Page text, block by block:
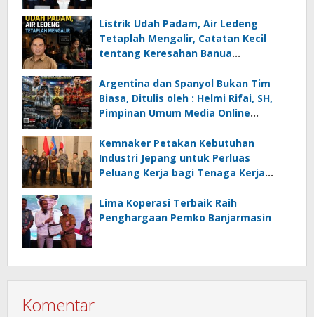
Listrik Udah Padam, Air Ledeng
Tetaplah Mengalir, Catatan Kecil
tentang Keresahan Banua
Ancaman Lingkungan, Oleh : Helmi
Rifai, SH
Argentina dan Spanyol Bukan Tim
Biasa, Ditulis oleh : Helmi Rifai, SH,
Pimpinan Umum Media Online
Kemnaker Petakan Kebutuhan
Industri Jepang untuk Perluas
Peluang Kerja bagi Tenaga Kerja
Lima Koperasi Terbaik Raih
Penghargaan Pemko Banjarmasin
Komentar